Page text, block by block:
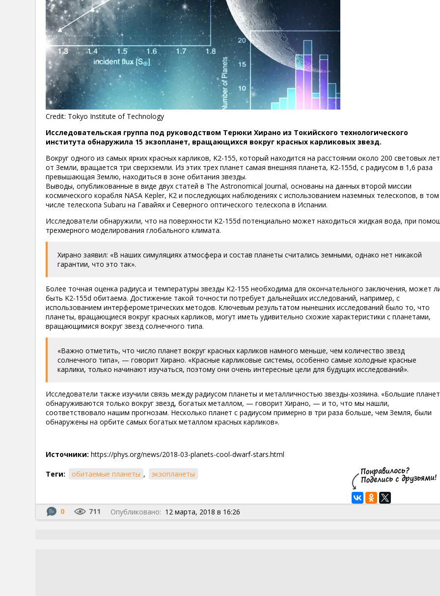
Credit: Tokyo Institute of Technology
Исследовательская группа под руководством Терюки Хирано из Токийского технологического
института обнаружила 15 экзопланет, вращающихся вокруг красных карликовых звезд.
Вокруг одного из самых ярких красных карликов, K2-155, который находится на расстоянии около 200 световых лет
от Земли, вращается три сверхземли. Из этих трех планет самая внешняя планета, K2-155d, с радиусом в 1,6 раза
превышающая Землю, находиться в зоне обитания звезды.
Выводы, опубликованные в виде двух статей в The Astronomical Journal, основаны на данных второй миссии
космического корабля NASA Kepler, K2 и последующих наблюдениях с использованием наземных телескопов, в том
числе телескопа Subaru на Гавайях и Северного оптического телескопа в Испании.
Исследователи обнаружили, что на поверхности K2-155d потенциально может находиться жидкая вода, при
трехмерного моделирования глобального климата.
Хирано заявил: «В наших симуляциях атмосфера и состав планеты считались земными, однако нет никакой
гарантии, что это так».
Более точная оценка радиуса и температуры звезды K2-155 необходима для окончательного заключения, может
быть K2-155d обитаема. Достижение такой точности потребует дальнейших исследований, например, с
использованием интерферометрических методов. Ключевым результатом нынешних исследований было то, что
планеты, вращающиеся вокруг красных карликов, могут иметь удивительно схожие характеристики с планетами,
вращающимися вокруг звезд солнечного типа.
«Важно отметить, что число планет вокруг красных карликов намного меньше, чем количество звезд
солнечного типа», — говорит Хирано. «Красные карликовые системы, особенно самые холодные красные
карлики, только начинают изучаться, поэтому они очень интересные цели для будущих исследований».
Исследователи также изучили связь между радиусом планеты и металличностью звезды-хозяина. «Большие
обнаруживаются только вокруг звезд, богатых металлом, — говорит Хирано, — и то, что мы нашли,
соответствовало нашим прогнозам. Несколько планет с радиусом примерно в три раза больше, чем Земля, были
обнаружены на орбите самых богатых металлом красных карликов».
Источники: https://phys.org/news/2018-03-planets-cool-dwarf-stars.html
Теги: обитаемые планеты , экзопланеты
0 711 Опубликовано: 12 марта, 2018 в 16:26